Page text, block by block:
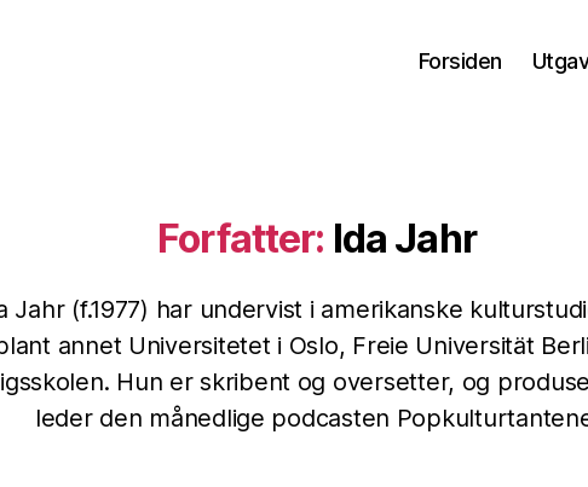
Forsiden
Forfatter: Ida Jahr
Jahr (f.1977) har undervist i amerikanske
annet Universitetet i Oslo, Freie Universität
Hun er skribent og oversetter, og
leder den månedlige podcasten